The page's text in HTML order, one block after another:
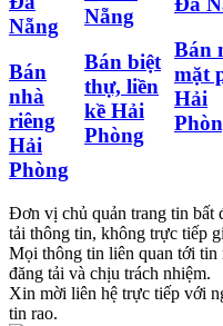
Nẵng
Bán
nhà
riêng
Hải
Phòng
Nẵng
Bán biệt
thự, liền
kề Hải
Phòng
Bán
mặt
Hải
Đơn vị chủ quản trang tin bất
tải thông tin, không trực tiếp
Mọi thông tin liên quan tới tin
đăng tải và chịu trách nhiệm.
Xin mời liên hệ trực tiếp với
tin rao.